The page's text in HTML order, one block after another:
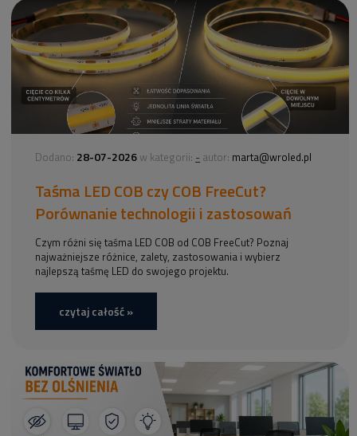
Dodano: 28-07-2026 w kategorii: - autor: marta@wroled.pl
Taśma LED COB czy COB FreeCut?
Porównanie technologii i zastosowań
Czym różni się taśma LED COB od COB FreeCut? Poznaj
najważniejsze różnice, zalety, zastosowania i wybierz
najlepszą taśmę LED do swojego projektu.
czytaj całość »